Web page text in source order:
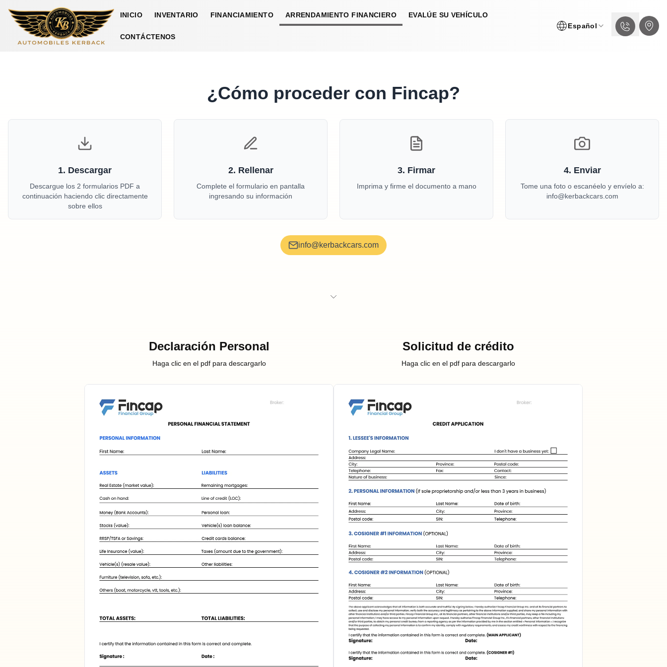
INICIO INVENTARIO FINANCIAMIENTO ARRENDAMIENTO FINANCIERO EVALÚE SU VEHÍCULO
CONTÁCTENOS
Español
¿Cómo proceder con Fincap?
1. Descargar
Descargue los 2 formularios PDF a
continuación haciendo clic directamente
sobre ellos
2. Rellenar
Complete el formulario en pantalla
ingresando su información
3. Firmar
Imprima y firme el documento a mano
4. Enviar
Tome una foto o escanéelo y envíelo a:
info@kerbackcars.com
info@kerbackcars.com
Declaración Personal
Haga clic en el pdf para descargarlo
Solicitud de crédito
Haga clic en el pdf para descargarlo